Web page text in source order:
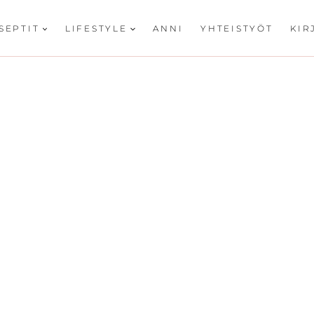
LIFESTYLE ANNI YHTEISTYÖT